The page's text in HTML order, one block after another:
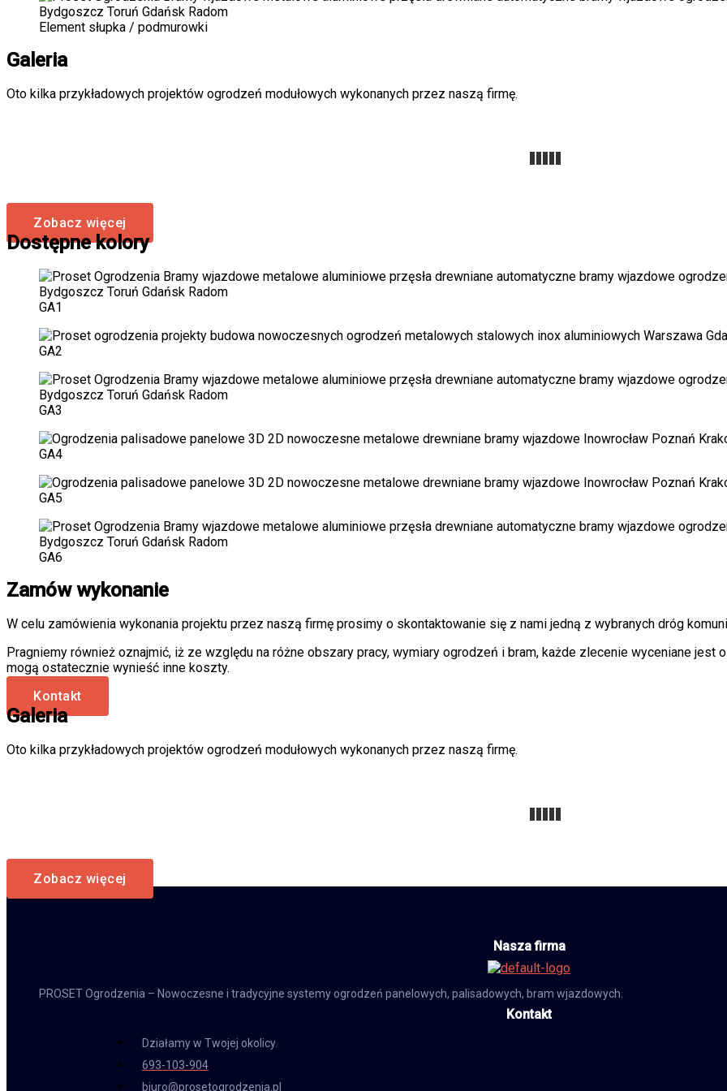
Element słupka / podmurowki
Galeria
Oto kilka przykładowych projektów ogrodzeń modułowych wykonanych przez naszą firmę.
Zobacz więcej
Dostępne kolory
GA1
GA2
GA3
GA4
GA5
GA6
Zamów wykonanie
W celu zamówienia wykonania projektu przez naszą firmę prosimy o skontaktowanie się z nami jedną z wybranych dróg
Pragniemy również oznajmić, iż ze względu na różne obszary pracy, wymiary ogrodzeń i bram, każde zlecenie wyceniane
mogą ostatecznie wynieść inne koszty.
Kontakt
Galeria
Oto kilka przykładowych projektów ogrodzeń modułowych wykonanych przez naszą firmę.
Zobacz więcej
Nasza firma
PROSET Ogrodzenia – Nowoczesne i tradycyjne systemy ogrodzeń panelowych, palisadowych, bram wjazdowych.
Kontakt
Działamy w Twojej okolicy.
693-103-904
biuro@prosetogrodzenia.pl